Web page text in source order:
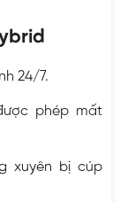
24/7.
phép mất
xuyên bị cúp